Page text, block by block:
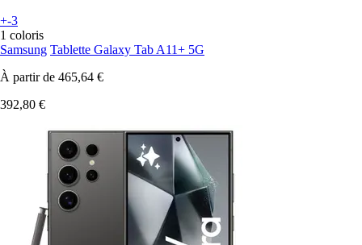
+-3
1 coloris
Samsung Tablette Galaxy Tab A11+ 5G
À partir de 465,64 €
392,80 €